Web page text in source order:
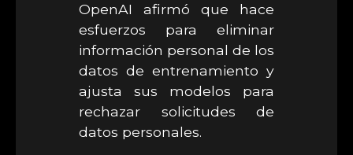
OpenAI afirmó que hace
esfuerzos para eliminar
información personal de los
datos de entrenamiento y
ajusta sus modelos para
rechazar solicitudes de
datos personales.